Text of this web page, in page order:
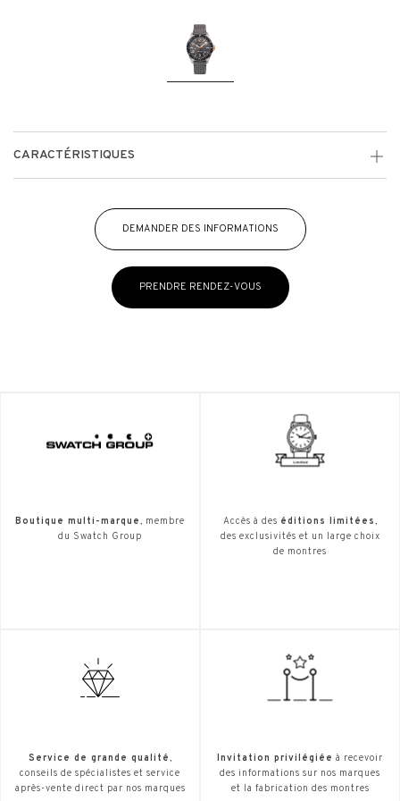
CARACTÉRISTIQUES
DEMANDER DES INFORMATIONS
PRENDRE RENDEZ-VOUS
Boutique multi-marque, membre
du Swatch Group
Accès à des éditions limitées,
des exclusivités et un large choix
de montres
Service de grande qualité,
conseils de spécialistes et service
après-vente direct par nos marques
Invitation privilégiée à recevoir
des informations sur nos marques
et la fabrication des montres